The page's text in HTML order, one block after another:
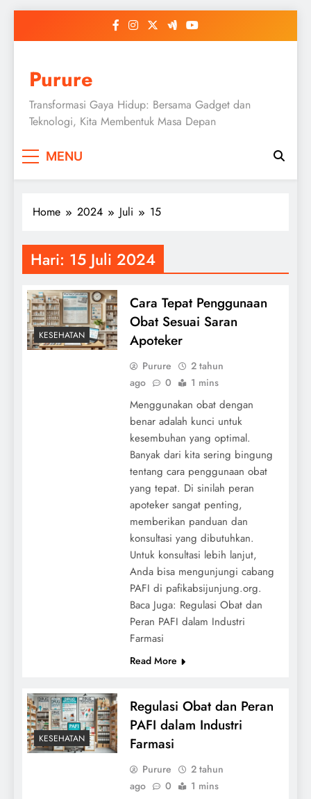
Purure
Transformasi Gaya Hidup: Bersama Gadget dan
Teknologi, Kita Membentuk Masa Depan
MENU
Home 2024 Juli 15
Hari: 15 Juli 2024
KESEHATAN
Cara Tepat Penggunaan
Obat Sesuai Saran
Apoteker
Purure
2 tahun
ago
0 1 mins
Menggunakan obat dengan
benar adalah kunci untuk
kesembuhan yang optimal.
Banyak dari kita sering bingung
tentang cara penggunaan obat
yang tepat. Di sinilah peran
apoteker sangat penting,
memberikan panduan dan
konsultasi yang dibutuhkan.
Untuk konsultasi lebih lanjut,
Anda bisa mengunjungi cabang
PAFI di pafikabsijunjung.org.
Baca Juga: Regulasi Obat dan
Peran PAFI dalam Industri
Farmasi
Read More
KESEHATAN
Regulasi Obat dan Peran
PAFI dalam Industri
Farmasi
Purure
2 tahun
ago
0 1 mins